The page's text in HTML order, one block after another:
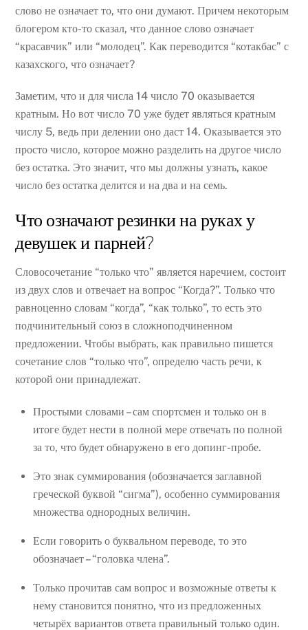
слово не означает то, что они думают. Причем некоторым
блогером кто-то сказал, что данное слово означает
“красавчик” или “молодец”. Как переводится “котакбас” с
казахского, что означает?
Заметим, что и для числа 14 число 70 оказывается
кратным. Но вот число 70 уже будет являться кратным
числу 5, ведь при делении оно даст 14. Оказывается это
просто число, которое можно разделить на другое число
без остатка. Это значит, что мы должны узнать, какое
число без остатка делится и на два и на семь.
Что означают резинки на руках у
девушек и парней?
Словосочетание “только что” является наречием, состоит
из двух слов и отвечает на вопрос “Когда?”. Только что
равноценно словам “когда”, “как только”, то есть это
подчинительный союз в сложноподчиненном
предложении. Чтобы выбрать, как правильно пишется
сочетание слов “только что”, определю часть речи, к
которой они принадлежат.
Простыми словами – сам спортсмен и только он в
итоге будет нести в полной мере отвечать по полной
за то, что будет обнаружено в его допинг-пробе.
Это знак суммирования (обозначается заглавной
греческой буквой “сигма”), особенно суммирования
множества однородных величин.
Если говорить о буквальном переводе, то это
обозначает – “головка члена”.
Только прочитав сам вопрос и возможные ответы к
нему становится понятно, что из предложенных
четырёх вариантов ответа правильный только один.